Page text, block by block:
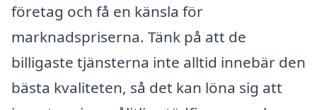
företag och få en känsla för
marknadspriserna. Tänk på att de
billigaste tjänsterna inte alltid innebär den
bästa kvaliteten, så det kan löna sig att